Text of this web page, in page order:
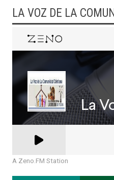
LA VOZ DE LA
A Zeno.FM Station